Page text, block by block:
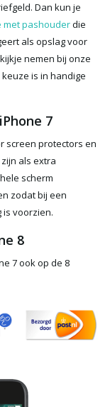
Dan kun je
met pashouderdie
als opslag voor
nemen bij onze
is in handige
7
screen protectors en
als extra
scherm
zodat bij een
is voorzien.
8
7 ook op de 8